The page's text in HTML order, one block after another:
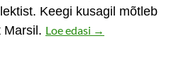
Keegi kusagil mõtleb
Marsil. Loe edasi Elu kuldses puuris
→